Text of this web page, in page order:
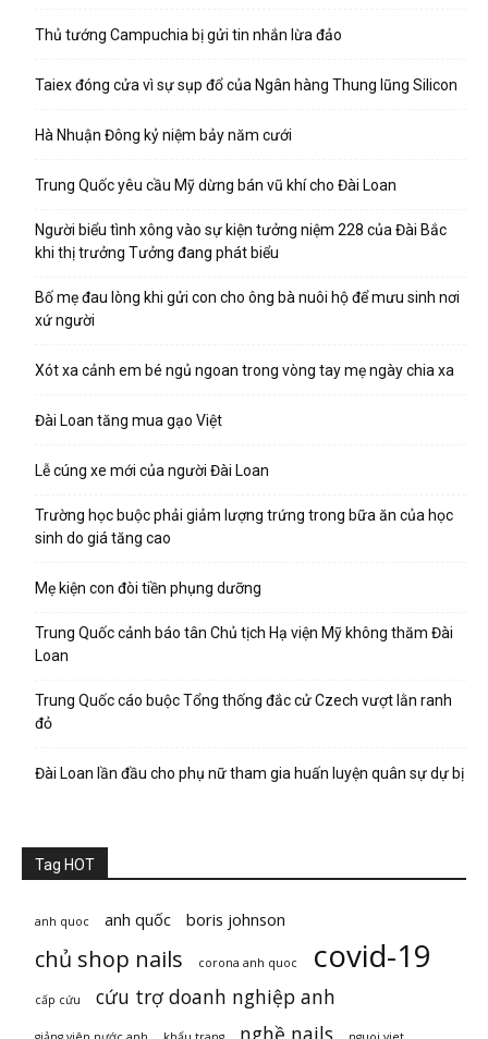
Thủ tướng Campuchia bị gửi tin nhắn lừa đảo
Taiex đóng cửa vì sự sụp đổ của Ngân hàng Thung lũng Silicon
Hà Nhuận Đông kỷ niệm bảy năm cưới
Trung Quốc yêu cầu Mỹ dừng bán vũ khí cho Đài Loan
Người biểu tình xông vào sự kiện tưởng niệm 228 của Đài Bắc
khi thị trưởng Tưởng đang phát biểu
Bố mẹ đau lòng khi gửi con cho ông bà nuôi hộ để mưu sinh nơi
xứ người
Xót xa cảnh em bé ngủ ngoan trong vòng tay mẹ ngày chia xa
Đài Loan tăng mua gạo Việt
Lễ cúng xe mới của người Đài Loan
Trường học buộc phải giảm lượng trứng trong bữa ăn của học
sinh do giá tăng cao
Mẹ kiện con đòi tiền phụng dưỡng
Trung Quốc cảnh báo tân Chủ tịch Hạ viện Mỹ không thăm Đài
Loan
Trung Quốc cáo buộc Tổng thống đắc cử Czech vượt lằn ranh
đỏ
Đài Loan lần đầu cho phụ nữ tham gia huấn luyện quân sự dự bị
Tag HOT
anh quoc anh quốc boris johnson
chủ shop nails corona anh quoc covid-19
cấp cứu cứu trợ doanh nghiệp anh
nghề nails